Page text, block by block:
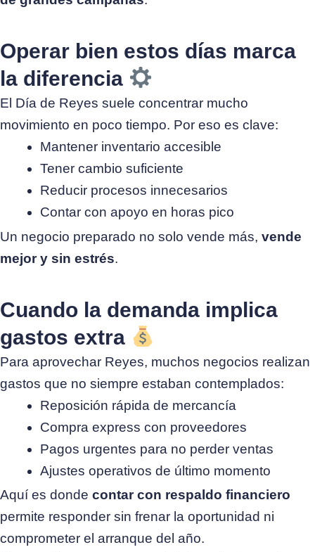
Operar bien estos días marca
la diferencia
El Día de Reyes suele concentrar mucho
movimiento en poco tiempo. Por eso es clave:
Mantener inventario accesible
Tener cambio suficiente
Reducir procesos innecesarios
Contar con apoyo en horas pico
Un negocio preparado no solo vende más, vende
mejor y sin estrés.
Cuando la demanda implica
gastos extra
Para aprovechar Reyes, muchos negocios realizan
gastos que no siempre estaban contemplados:
Reposición rápida de mercancía
Compra express con proveedores
Pagos urgentes para no perder ventas
Ajustes operativos de último momento
Aquí es donde contar con respaldo financiero
permite responder sin frenar la oportunidad ni
comprometer el arranque del año.